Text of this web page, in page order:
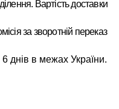
Вартість доставки
за зворотній переказ
6 днів в межах України.